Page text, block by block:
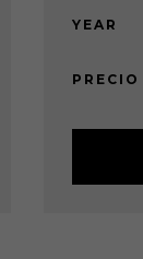
YEAR
PRECIO